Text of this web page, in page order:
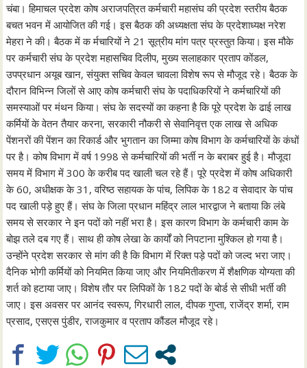
चंबा। हिमाचल प्रदेश कोष अराजपत्रित कर्मचारी महासंघ की प्रदेश स्तरीय बैठक
बचत भवन में आयोजित की गई। इस बैठक की अध्यक्षता संघ के प्रदेशाध्यक्ष नरेश
मेहरा ने की। बैठक में क र्मचारियों ने 21 सूत्रीय मांग पत्र प्रस्तुत किया। इस मौके
पर कर्मचारी संघ के प्रदेश महासचिव दिलीप, मुख्य सलाहकार प्रताप कोंडल,
उपप्रधान अयूब खान, संयुक्त सचिव केवल चावला विशेष रूप से मौजूद रहे। बैठक के
दौरान विभिन्न जिलों से आए कोष कर्मचारी संघ के पदाधिकरियों ने कर्मचारियों की
समस्याओं पर मंथन किया। संघ के सदस्यों का कहना है कि पूरे प्रदेश के ढाई लाख
कर्मियों के वेतन तैयार करना, सरकारी नौकरी से सेवानिवृत्त एक लाख से अधिक
पेंशनरों की पेंशन का रिकार्ड और भुगतान का जिम्मा कोष विभाग के कर्मचारियों के कंधों
पर है। कोष विभाग में वर्ष 1998 से कर्मचारियों की भर्ती न के बराबर हुई है। मौजूदा
समय में विभाग में 300 के करीब पद खाली चल रहे हैं। पूरे प्रदेश में कोष अधिकारी
के 60, अधीक्षक के 31, वरिष्ठ सहायक के पांच, लिपिक के 182 व सेवादार के पांच
पद खाली पड़े हुए हैं। संघ के जिला प्रधान महिंद्र लाल भारद्वाज ने बताया कि लंबे
समय से सरकार ने इन पदों को नहीं भरा है। इस कारण विभाग के कर्मचारी काम के
बोझ तले दब गए हैं। साथ ही कोष लेखा के कार्यों को निपटाना मुश्किल हो गया है।
उन्होंने प्रदेश सरकार से मांग की है कि विभाग में रिक्त पड़े पदों को जल्द भरा जाए।
दैनिक भोगी कर्मियों को नियमित किया जाए और नियमितीकरण में शैक्षणिक योग्यता की
शर्त को हटाया जाए। विशेष तौर पर लिपिकों के 182 पदों के बोर्ड से सीधी भर्ती की
जाए। इस अवसर पर आनंद स्वरूप, गिरधारी लाल, दीपक गुप्ता, राजेंद्र शर्मा, राम
प्रसाद, एसएस पुंडीर, राजकुमार व प्रताप कौंडल मौजूद रहे।